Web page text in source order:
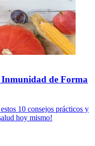
de Forma
10 consejos prácticos y
hoy mismo!